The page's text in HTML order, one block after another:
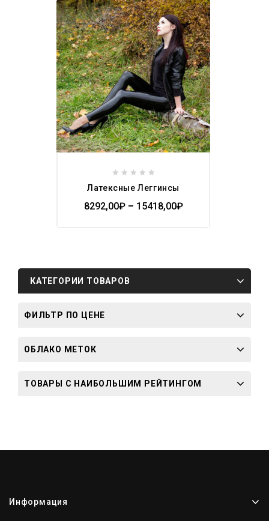
out
of
Латексные Леггинсы
8292,00₽ – 15418,00₽
КАТЕГОРИИ ТОВАРОВ
ФИЛЬТР ПО ЦЕНЕ
ОБЛАКО МЕТОК
ТОВАРЫ С НАИБОЛЬШИМ РЕЙТИНГОМ
Информация